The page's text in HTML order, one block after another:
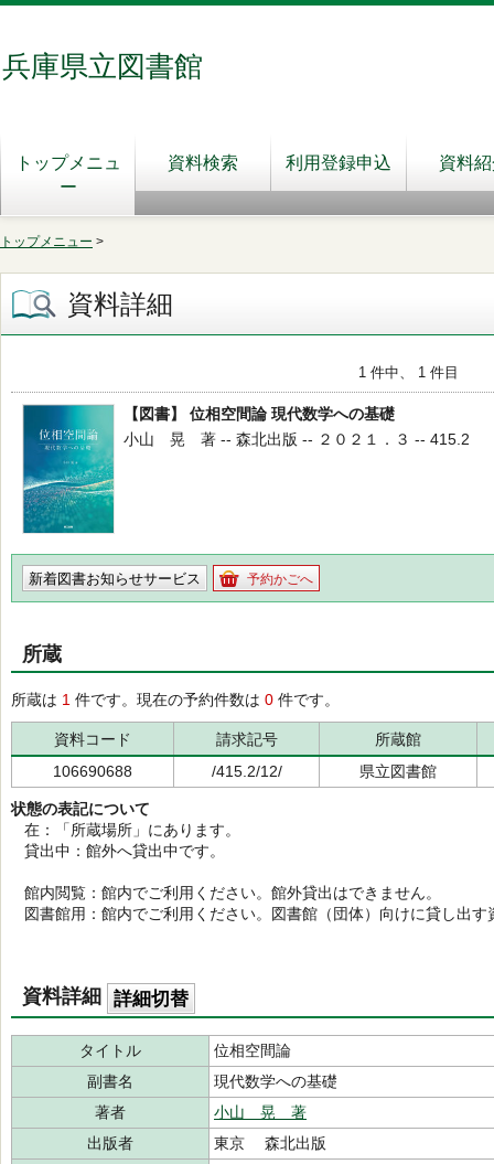
兵庫県立図書館
トップメニュ
ー
資料検索 利用登録申込 資料
トップメニュー >
資料詳細
1 件中、 1 件目
【図書】 位相空間論 現代数学への基礎
小山 晃 著 -- 森北出版 -- ２０２１．３ -- 415.2
新着図書お知らせサービス 予約かごへ
所蔵
所蔵は 1 件です。現在の予約件数は 0 件です。
資料コード 請求記号
所蔵館
106690688
/415.2/12/ 県立図書館
状態の表記について
在：「所蔵場所」にあります。
貸出中：館外へ貸出中です。
館内閲覧：館内でご利用ください。館外貸出はできません。
図書館用：館内でご利用ください。図書館（団体）向けに貸し出す
資料詳細 詳細切替
タイトル
位相空間論
副書名
現代数学への基礎
著者
小山 晃 著
出版者
東京 森北出版